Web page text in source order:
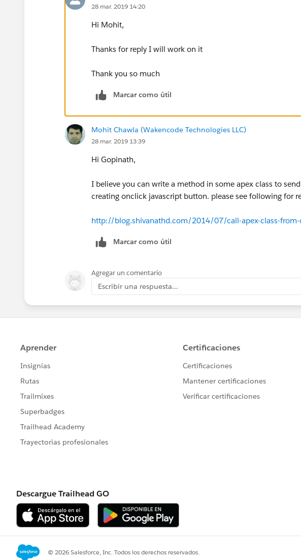
28 mar. 2019 14:20
Hi Mohit,
Thanks for reply I will work on it
Thank you so much
Marcar como útil
Mohit Chawla (Wakencode Technologies LLC)
28 mar. 2019 13:39
Hi Gopinath,
I believe you can write a method in some apex class to
creating onclick javascript button. please see following for
http://blog.shivanathd.com/2014/07/call-apex-class-
Marcar como útil
Agregar un comentario
Escribir una respuesta...